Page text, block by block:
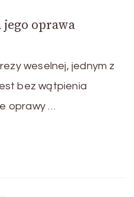
jego oprawa
weselnej, jednym z
bez wątpienia
oprawy …